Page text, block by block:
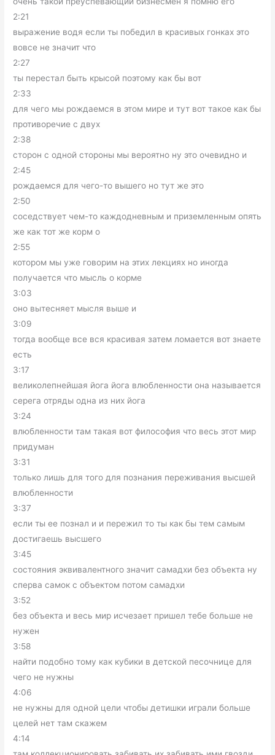
2:21
выражение водя если ты победил в красивых гонках это
вовсе не значит что
2:27
ты перестал быть крысой поэтому как бы вот
2:33
для чего мы рождаемся в этом мире и тут вот такое как бы
противоречие с двух
2:38
сторон с одной стороны мы вероятно ну это очевидно и
2:45
рождаемся для чего-то вышего но тут же это
2:50
соседствует чем-то каждодневным и приземленным опять
же как тот же корм о
2:55
котором мы уже говорим на этих лекциях но иногда
получается что мысль о корме
3:03
оно вытесняет мысля выше и
3:09
тогда вообще все вся красивая затем ломается вот знаете
есть
3:17
великолепнейшая йога йога влюбленности она называется
серега отряды одна из них йога
3:24
влюбленности там такая вот философия что весь этот мир
придуман
3:31
только лишь для того для познания переживания высшей
влюбленности
3:37
если ты ее познал и и пережил то ты как бы тем самым
достигаешь высшего
3:45
состояния эквивалентного значит самадхи без объекта ну
сперва самок с объектом потом самадхи
3:52
без объекта и весь мир исчезает пришел тебе больше не
нужен
3:58
найти подобно тому как кубики в детской песочнице для
чего не нужны
4:06
не нужны для одной цели чтобы детишки играли больше
целей нет там скажем
4:14